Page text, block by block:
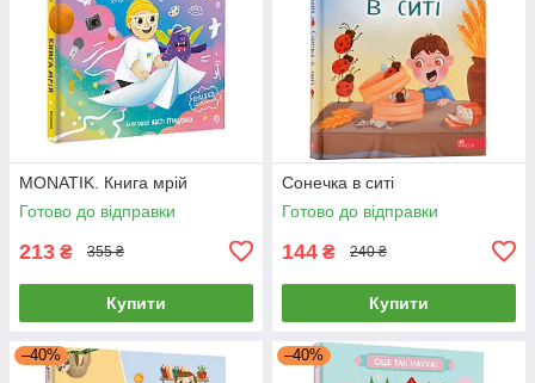
MONATIK. Книга мрій
Готово до відправки
213 ₴ 355 ₴
Купити
Сонечка в ситі
Готово до відправки
144 ₴ 240 ₴
Купити
–40% –40%